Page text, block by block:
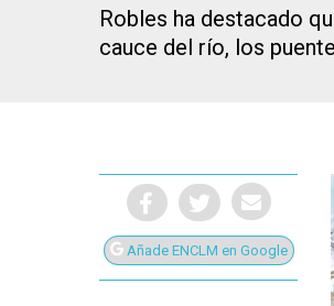
Presiona Intro para
Robles ha destacado
cauce del río, los
Añade ENCLM en Google